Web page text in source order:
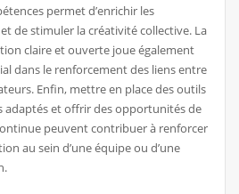
permet d’enrichir les
de stimuler la créativité collective. La
claire et ouverte joue également
dans le renforcement des liens entre
Enfin, mettre en place des outils
adaptés et offrir des opportunités de
peuvent contribuer à renforcer
au sein d’une équipe ou d’une